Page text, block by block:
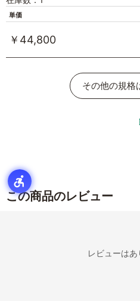
単価
￥44,800
その他の規格
この商品のレビュー
レビューはあ